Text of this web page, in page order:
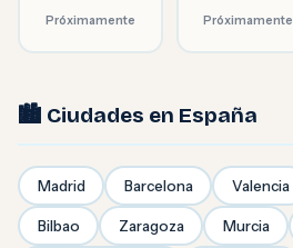
Próximamente Próximamente
🏙️ Ciudades en España
Madrid Barcelona Valencia
Bilbao Zaragoza Murcia